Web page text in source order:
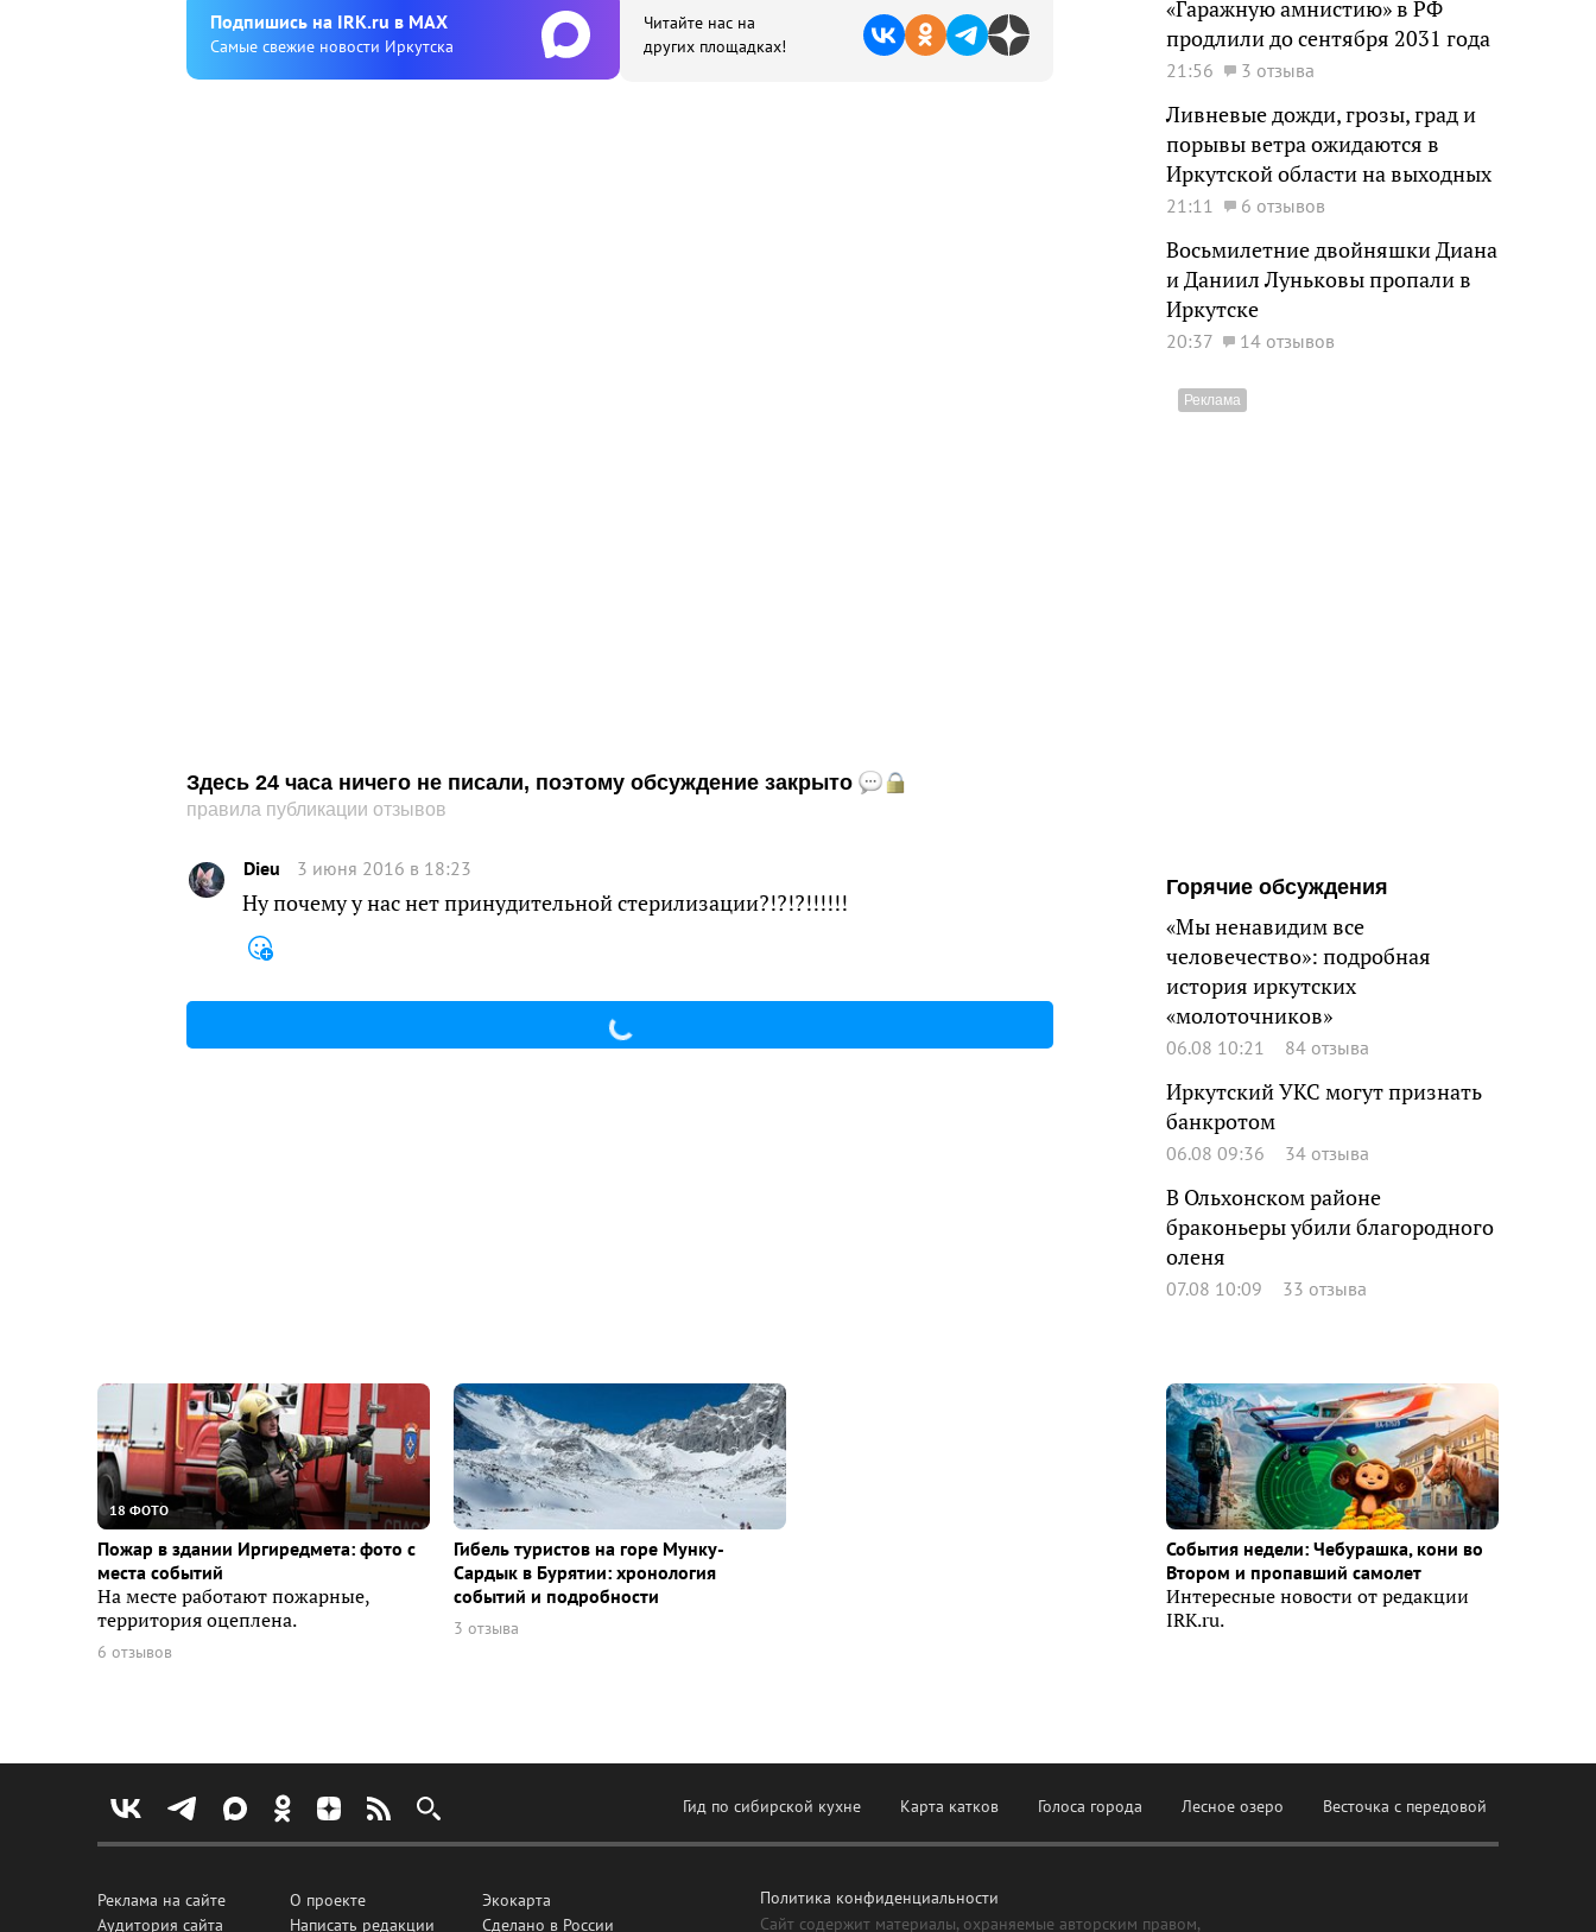
Подпишиcь на IRK.ru в MAX
Cамые свежие новости Иркутска
Читайте нас на
других площадках!
Здесь 24 часа ничего не писали, поэтому обсуждение закрыто
правила публикации отзывов
Dieu 3 июня 2016 в 18:23
Ну почему у нас нет принудительной стерилизации?!?!?!!!!!!
«Гаражную амнистию» в РФ
продлили до сентября 2031 года
21:56 3 отзыва
Ливневые дожди, грозы, град и
порывы ветра ожидаются в
Иркутской области на выходных
21:11 6 отзывов
Восьмилетние двойняшки Диана
и Даниил Луньковы пропали в
Иркутске
20:37 14 отзывов
Горячие обсуждения
«Мы ненавидим все
человечество»: подробная
история иркутских
«молоточников»
06.08 10:21 84 отзыва
Иркутский УКС могут признать
банкротом
06.08 09:36 34 отзыва
В Ольхонском районе
браконьеры убили благородного
оленя
07.08 10:09 33 отзыва
18 ФОТО
Пожар в здании Иргиредмета: фото с
места событий
На месте работают пожарные,
территория оцеплена.
6 отзывов
Гибель туристов на горе Мунку-
Сардык в Бурятии: хронология
событий и подробности
3 отзыва
События недели: Чебурашка, кони во
Втором и пропавший самолет
Интересные новости от редакции
IRK.ru.
Гид по сибирской кухне Карта катков Голоса города Лесное озеро Весточка с передовой
Реклама на сайте
Аудитория сайта
О проекте
Написать редакции
Экокарта
Сделано в России
Политика конфиденциальности
Сайт содержит материалы, охраняемые авторским правом,